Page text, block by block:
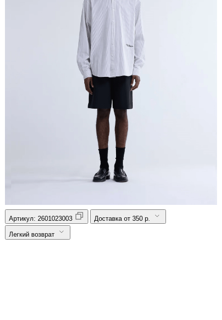
Артикул: 2601023003 Доставка от 350 р.
Легкий возврат